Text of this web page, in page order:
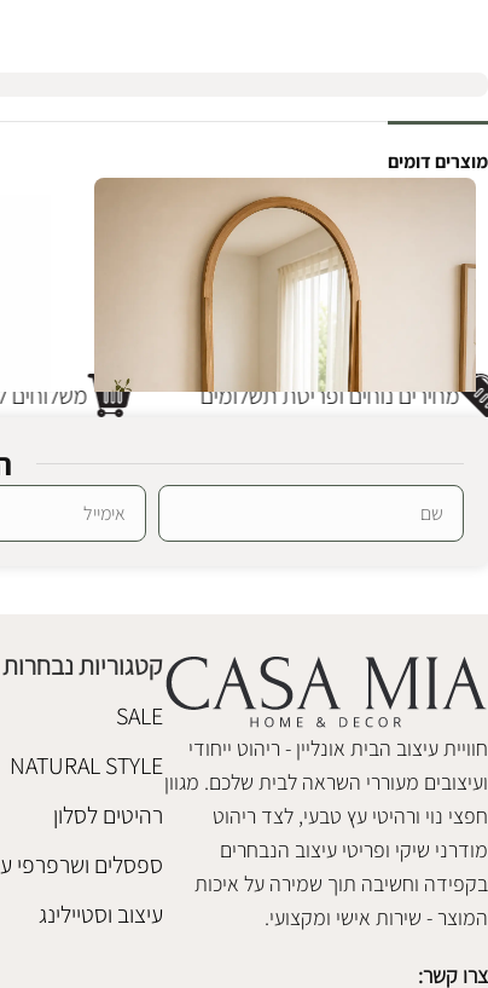
מוצרים דומים
₪ 598
הוספה לסל
₪648
משלוחים מחירים נוחים ופריסת תשלומים
חוויית עיצוב הבית אונליין - ריהוט ייחודי
ועיצובים מעוררי השראה לבית שלכם. מגוון
חפצי נוי ורהיטי עץ טבעי, לצד ריהוט
מודרני שיקי ופריטי עיצוב הנבחרים
בקפידה וחשיבה תוך שמירה על איכות
המוצר - שירות אישי ומקצועי.
צרו קשר:
קטגוריות נבחרות
SALE
NATURAL STYLE
רהיטים לסלון
ספסלים ושרפרפי
עיצוב וסטיילינג